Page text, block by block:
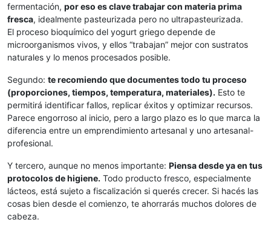
fermentación, por eso es clave trabajar con materia prima
fresca, idealmente pasteurizada pero no ultrapasteurizada.
El proceso bioquímico del yogurt griego depende de
microorganismos vivos, y ellos “trabajan” mejor con sustratos
naturales y lo menos procesados posible.
Segundo: te recomiendo que documentes todo tu proceso
(proporciones, tiempos, temperatura, materiales). Esto te
permitirá identificar fallos, replicar éxitos y optimizar recursos.
Parece engorroso al inicio, pero a largo plazo es lo que marca la
diferencia entre un emprendimiento artesanal y uno artesanal-
profesional.
Y tercero, aunque no menos importante: Piensa desde ya en tus
protocolos de higiene. Todo producto fresco, especialmente
lácteos, está sujeto a fiscalización si querés crecer. Si hacés las
cosas bien desde el comienzo, te ahorrarás muchos dolores de
cabeza.